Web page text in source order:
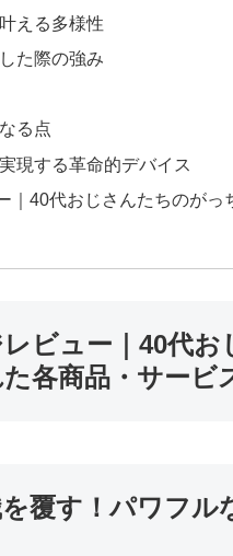
える多様性
た際の強み
る点
現する革命的デバイス
40代おじさんたちのがっ
ビュー｜40代お
各商品・サービ
覆す！パワフル